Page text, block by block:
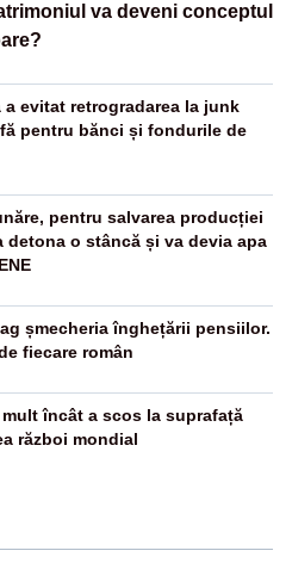
va deveni conceptul
a evitat retrogradarea la junk
pentru bănci și fondurile de
pentru salvarea producției
detona o stâncă și va devia apa
șmecheria înghețării pensiilor.
fiecare român
încât a scos la suprafață
război mondial